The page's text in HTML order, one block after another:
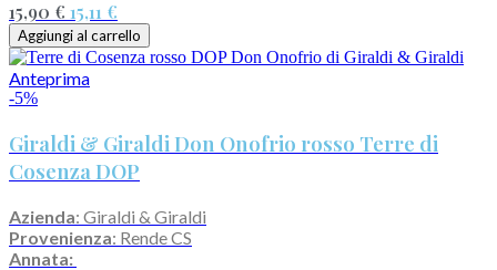
15,90 € 15,11 €
Aggiungi al carrello
Anteprima
-5%
Giraldi & Giraldi Don Onofrio rosso Terre di
Cosenza DOP
Azienda: Giraldi & Giraldi
Provenienza: Rende CS
Annata: